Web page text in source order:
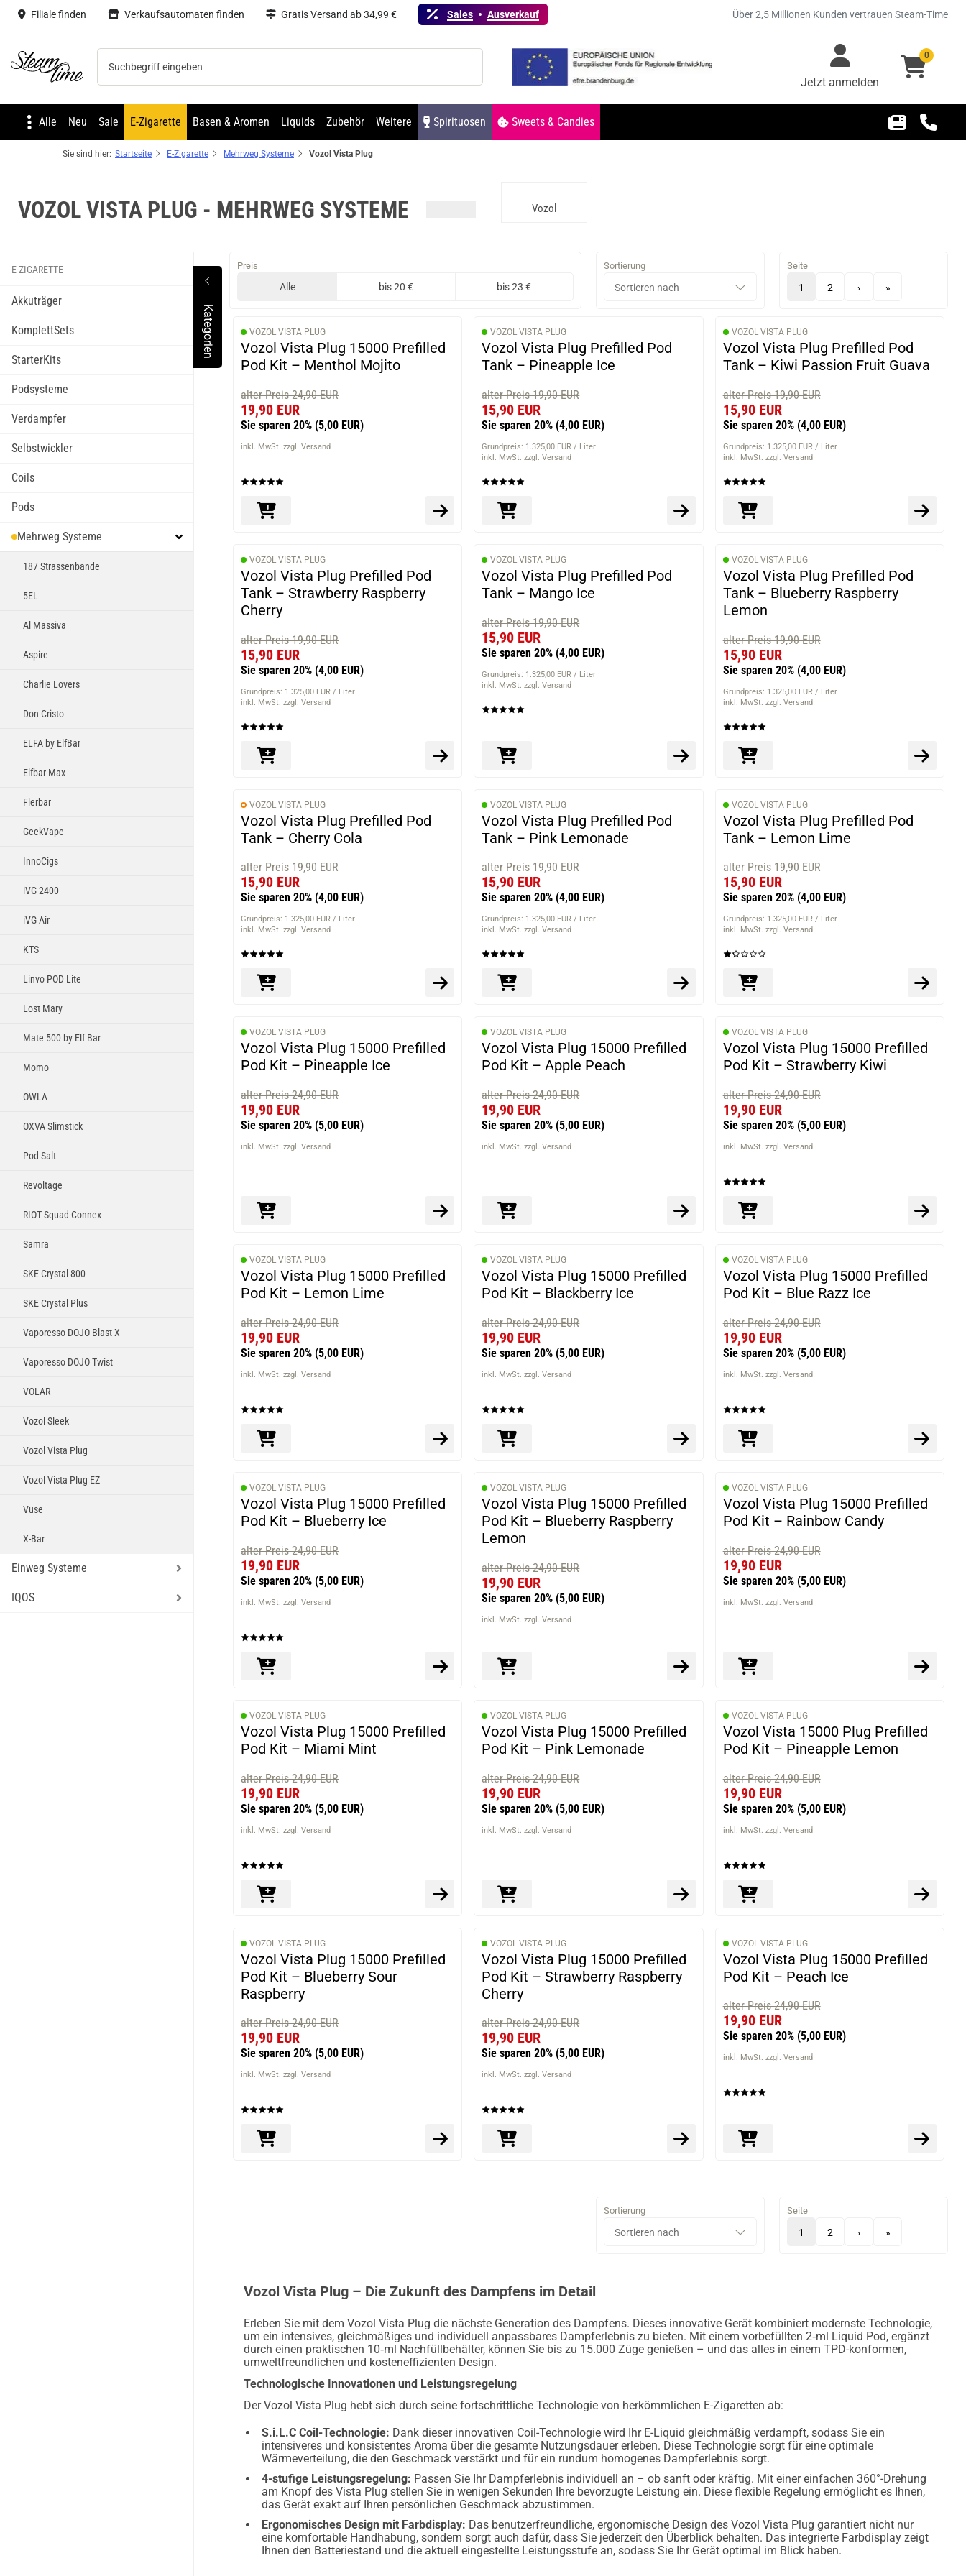
Filiale finden Verkaufsautomaten finden Gratis Versand ab 34,99 € Sales Ausverkauf Über 2,5 Millionen Kunden vertrauen Steam-Time
Steam time Jetzt anmelden
0
Alle Neu Sale E-Zigarette Basen & Aromen Liquids Zubehör Weitere Spirituosen Sweets & Candies
Sie sind hier: Startseite E-Zigarette Mehrweg Systeme Vozol Vista Plug
VOZOL VISTA PLUG - MEHRWEG SYSTEME Vozol
KategorienToggle Menu
E-ZIGARETTE
Akkuträger
KomplettSets
StarterKits
Podsysteme
Verdampfer
Selbstwickler
Coils
Pods
Mehrweg Systeme
187 Strassenbande
5EL
Al Massiva
Aspire
Charlie Lovers
Don Cristo
ELFA by ElfBar
Elfbar Max
Flerbar
GeekVape
InnoCigs
iVG 2400
iVG Air
KTS
Linvo POD Lite
Lost Mary
Mate 500 by Elf Bar
Momo
OWLA
OXVA Slimstick
Pod Salt
Revoltage
RIOT Squad Connex
Samra
SKE Crystal 800
SKE Crystal Plus
Vaporesso DOJO Blast X
Vaporesso DOJO Twist
VOLAR
Vozol Sleek
Vozol Vista Plug
Vozol Vista Plug EZ
Vuse
X-Bar
Einweg Systeme
IQOS
Preis
Alle bis 20 € bis 23 €
Sortierung Seite
1 2 › »
VOZOL VISTA PLUG
Vozol Vista Plug 15000 Prefilled
Pod Kit – Menthol Mojito
alter Preis 24,90 EUR
19,90 EUR
Sie sparen 20% (5,00 EUR)
inkl. MwSt. zzgl. Versand
VOZOL VISTA PLUG
Vozol Vista Plug Prefilled Pod
Tank – Pineapple Ice
alter Preis 19,90 EUR
15,90 EUR
Sie sparen 20% (4,00 EUR)
Grundpreis: 1.325,00 EUR / Liter
inkl. MwSt. zzgl. Versand
VOZOL VISTA PLUG
Vozol Vista Plug Prefilled Pod
Tank – Kiwi Passion Fruit Guava
alter Preis 19,90 EUR
15,90 EUR
Sie sparen 20% (4,00 EUR)
Grundpreis: 1.325,00 EUR / Liter
inkl. MwSt. zzgl. Versand
VOZOL VISTA PLUG
Vozol Vista Plug Prefilled Pod
Tank – Strawberry Raspberry
Cherry
alter Preis 19,90 EUR
15,90 EUR
Sie sparen 20% (4,00 EUR)
Grundpreis: 1.325,00 EUR / Liter
inkl. MwSt. zzgl. Versand
VOZOL VISTA PLUG
Vozol Vista Plug Prefilled Pod
Tank – Mango Ice
alter Preis 19,90 EUR
15,90 EUR
Sie sparen 20% (4,00 EUR)
Grundpreis: 1.325,00 EUR / Liter
inkl. MwSt. zzgl. Versand
VOZOL VISTA PLUG
Vozol Vista Plug Prefilled Pod
Tank – Blueberry Raspberry
Lemon
alter Preis 19,90 EUR
15,90 EUR
Sie sparen 20% (4,00 EUR)
Grundpreis: 1.325,00 EUR / Liter
inkl. MwSt. zzgl. Versand
VOZOL VISTA PLUG
Vozol Vista Plug Prefilled Pod
Tank – Cherry Cola
alter Preis 19,90 EUR
15,90 EUR
Sie sparen 20% (4,00 EUR)
Grundpreis: 1.325,00 EUR / Liter
inkl. MwSt. zzgl. Versand
VOZOL VISTA PLUG
Vozol Vista Plug Prefilled Pod
Tank – Pink Lemonade
alter Preis 19,90 EUR
15,90 EUR
Sie sparen 20% (4,00 EUR)
Grundpreis: 1.325,00 EUR / Liter
inkl. MwSt. zzgl. Versand
VOZOL VISTA PLUG
Vozol Vista Plug Prefilled Pod
Tank – Lemon Lime
alter Preis 19,90 EUR
15,90 EUR
Sie sparen 20% (4,00 EUR)
Grundpreis: 1.325,00 EUR / Liter
inkl. MwSt. zzgl. Versand
VOZOL VISTA PLUG
Vozol Vista Plug 15000 Prefilled
Pod Kit – Pineapple Ice
alter Preis 24,90 EUR
19,90 EUR
Sie sparen 20% (5,00 EUR)
inkl. MwSt. zzgl. Versand
VOZOL VISTA PLUG
Vozol Vista Plug 15000 Prefilled
Pod Kit – Apple Peach
alter Preis 24,90 EUR
19,90 EUR
Sie sparen 20% (5,00 EUR)
inkl. MwSt. zzgl. Versand
VOZOL VISTA PLUG
Vozol Vista Plug 15000 Prefilled
Pod Kit – Strawberry Kiwi
alter Preis 24,90 EUR
19,90 EUR
Sie sparen 20% (5,00 EUR)
inkl. MwSt. zzgl. Versand
VOZOL VISTA PLUG
Vozol Vista Plug 15000 Prefilled
Pod Kit – Lemon Lime
alter Preis 24,90 EUR
19,90 EUR
Sie sparen 20% (5,00 EUR)
inkl. MwSt. zzgl. Versand
VOZOL VISTA PLUG
Vozol Vista Plug 15000 Prefilled
Pod Kit – Blackberry Ice
alter Preis 24,90 EUR
19,90 EUR
Sie sparen 20% (5,00 EUR)
inkl. MwSt. zzgl. Versand
VOZOL VISTA PLUG
Vozol Vista Plug 15000 Prefilled
Pod Kit – Blue Razz Ice
alter Preis 24,90 EUR
19,90 EUR
Sie sparen 20% (5,00 EUR)
inkl. MwSt. zzgl. Versand
VOZOL VISTA PLUG
Vozol Vista Plug 15000 Prefilled
Pod Kit – Blueberry Ice
alter Preis 24,90 EUR
19,90 EUR
Sie sparen 20% (5,00 EUR)
inkl. MwSt. zzgl. Versand
VOZOL VISTA PLUG
Vozol Vista Plug 15000 Prefilled
Pod Kit – Blueberry Raspberry
Lemon
alter Preis 24,90 EUR
19,90 EUR
Sie sparen 20% (5,00 EUR)
inkl. MwSt. zzgl. Versand
VOZOL VISTA PLUG
Vozol Vista Plug 15000 Prefilled
Pod Kit – Rainbow Candy
alter Preis 24,90 EUR
19,90 EUR
Sie sparen 20% (5,00 EUR)
inkl. MwSt. zzgl. Versand
VOZOL VISTA PLUG
Vozol Vista Plug 15000 Prefilled
Pod Kit – Miami Mint
alter Preis 24,90 EUR
19,90 EUR
Sie sparen 20% (5,00 EUR)
inkl. MwSt. zzgl. Versand
VOZOL VISTA PLUG
Vozol Vista Plug 15000 Prefilled
Pod Kit – Pink Lemonade
alter Preis 24,90 EUR
19,90 EUR
Sie sparen 20% (5,00 EUR)
inkl. MwSt. zzgl. Versand
VOZOL VISTA PLUG
Vozol Vista 15000 Plug Prefilled
Pod Kit – Pineapple Lemon
alter Preis 24,90 EUR
19,90 EUR
Sie sparen 20% (5,00 EUR)
inkl. MwSt. zzgl. Versand
VOZOL VISTA PLUG
Vozol Vista Plug 15000 Prefilled
Pod Kit – Blueberry Sour
Raspberry
alter Preis 24,90 EUR
19,90 EUR
Sie sparen 20% (5,00 EUR)
inkl. MwSt. zzgl. Versand
VOZOL VISTA PLUG
Vozol Vista Plug 15000 Prefilled
Pod Kit – Strawberry Raspberry
Cherry
alter Preis 24,90 EUR
19,90 EUR
Sie sparen 20% (5,00 EUR)
inkl. MwSt. zzgl. Versand
VOZOL VISTA PLUG
Vozol Vista Plug 15000 Prefilled
Pod Kit – Peach Ice
alter Preis 24,90 EUR
19,90 EUR
Sie sparen 20% (5,00 EUR)
inkl. MwSt. zzgl. Versand
Sortierung Seite
1 2 › »
Vozol Vista Plug – Die Zukunft des Dampfens im Detail
Erleben Sie mit dem Vozol Vista Plug die nächste Generation des Dampfens. Dieses innovative Gerät kombiniert modernste Technologie,
um ein intensives, gleichmäßiges und individuell anpassbares Dampferlebnis zu bieten. Mit einem vorbefüllten 2‑ml Liquid Pod, ergänzt
durch einen praktischen 10‑ml Nachfüllbehälter, können Sie bis zu 15.000 Züge genießen – und das alles in einem TPD-konformen,
umweltfreundlichen und kosteneffizienten Design.
Technologische Innovationen und Leistungsregelung
Der Vozol Vista Plug hebt sich durch seine fortschrittliche Technologie von herkömmlichen E-Zigaretten ab:
S.i.L.C Coil-Technologie: Dank dieser innovativen Coil-Technologie wird Ihr E-Liquid gleichmäßig verdampft, sodass Sie ein
intensiveres und konsistentes Aroma über die gesamte Nutzungsdauer erleben. Diese Technologie sorgt für eine optimale
Wärmeverteilung, die den Geschmack verstärkt und für ein rundum homogenes Dampferlebnis sorgt.
4-stufige Leistungsregelung: Passen Sie Ihr Dampferlebnis individuell an – ob sanft oder kräftig. Mit einer einfachen 360°-Drehung
am Knopf des Vista Plug stellen Sie in wenigen Sekunden Ihre bevorzugte Leistung ein. Diese flexible Regelung ermöglicht es Ihnen,
das Gerät exakt auf Ihren persönlichen Geschmack abzustimmen.
Ergonomisches Design mit Farbdisplay: Das benutzerfreundliche, ergonomische Design des Vozol Vista Plug garantiert nicht nur
eine komfortable Handhabung, sondern sorgt auch dafür, dass Sie jederzeit den Überblick behalten. Das integrierte Farbdisplay zeigt
Ihnen den Batteriestand und die aktuell eingestellte Leistungsstufe an, sodass Sie Ihr Gerät optimal im Blick haben.